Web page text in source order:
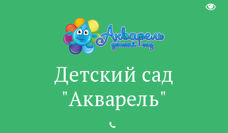
Детский сад
"Акварель"